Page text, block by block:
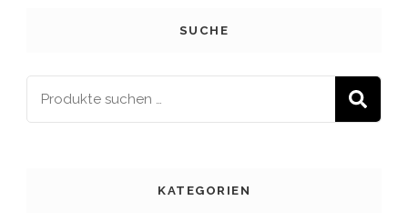
SUCHE
KATEGORIEN